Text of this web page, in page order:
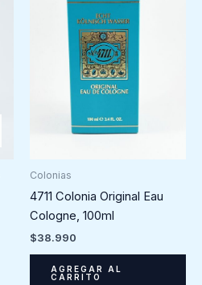
Colonias
4711 Colonia Original Eau
Cologne, 100ml
$38.990
AGREGAR AL
CARRITO